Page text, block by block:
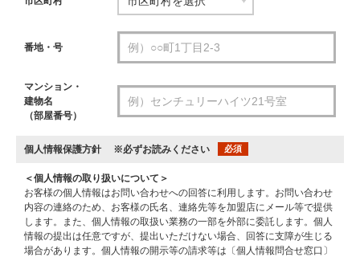
番地・号
マンション・
建物名
（部屋番号）
個人情報保護方針 ※必ずお読みください 必須
＜個人情報の取り扱いについて＞
お客様の個人情報はお問い合わせへの回答に利用します。お問い合わせ
内容の連絡のため、お客様の氏名、連絡先等を加盟店にメール等で提供
します。また、個人情報の取扱い業務の一部を外部に委託します。個人
情報の提出は任意ですが、提出いただけない場合、回答に支障が生じる
場合があります。個人情報の開示等の請求等は〔個人情報問合せ窓口〕